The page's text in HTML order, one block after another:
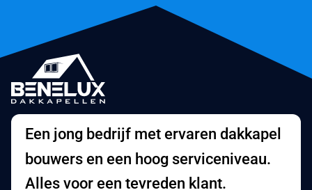
Een jong bedrijf met ervaren dakkapel
bouwers en een hoog serviceniveau.
Alles voor een tevreden klant.